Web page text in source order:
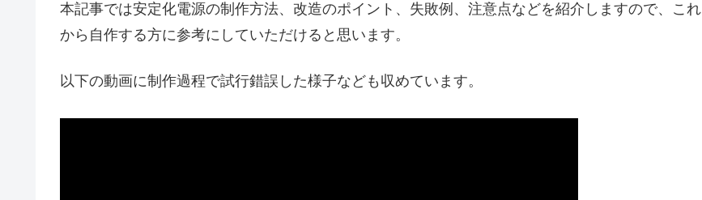
本記事では安定化電源の制作方法、改造のポイント、失敗例、注意点などを紹介しますので、これ
から自作する方に参考にしていただけると思います。
以下の動画に制作過程で試行錯誤した様子なども収めています。